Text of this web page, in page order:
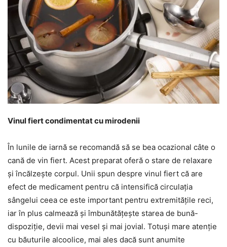
Vinul fiert condimentat cu mirodenii
În lunile de iarnă se recomandă să se bea ocazional câte o
cană de vin fiert. Acest preparat oferă o stare de relaxare
și încălzește corpul. Unii spun despre vinul fiert că are
efect de medicament pentru că intensifică circulația
sângelui ceea ce este important pentru extremitățile reci,
iar în plus calmează și îmbunătățește starea de bună-
dispoziție, devii mai vesel și mai jovial. Totuși mare atenție
cu băuturile alcoolice, mai ales dacă sunt anumite